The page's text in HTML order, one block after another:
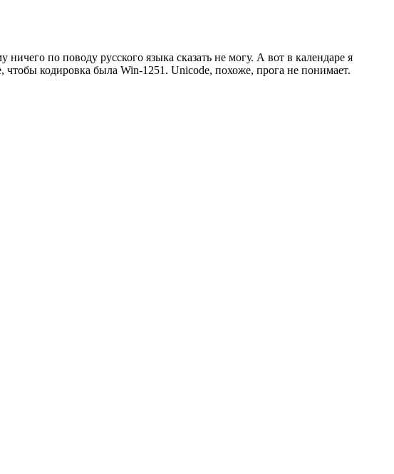
по поводу русского языка сказать не могу. А вот в календаре я
кодировка была Win-1251. Unicode, похоже, прога не понимает.